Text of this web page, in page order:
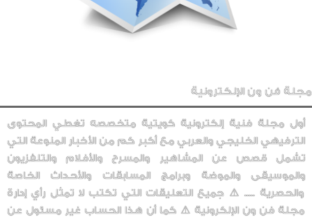
مجلة فن ون الإلكترونية
أول مجلة فنية إلكترونية كويتية متخصصه تغطي المحتوى
الترفيهي الخليجي والعربي مع أكبر كم من الأخبار المنوعة التي
تشمل قصص عن المشاهير والمسرح والأفلام والتلفزيون
والموسيقى والموضة وبرامج المسابقات والأحداث الخاصة
والحصرية ..... ⚠️ جميع التعليقات التي تكتب لا تمثل رأي إدارة
مجلة فن ون الإلكرونية ⚠️ كما أن هذا الحساب غير مسئول عن